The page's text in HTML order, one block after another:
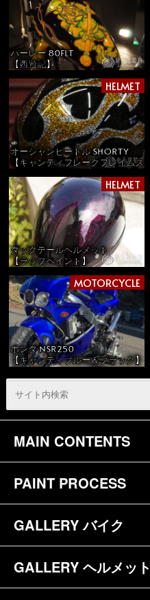
ハーレー 80FLT
【西遊記】
HELMET
オーシャンビートル SHORTY
【キャンディフレークフレイムス】
HELMET
ダックテールヘルメット
【ラップペイント】
MOTORCYCLE
ホンダ NSR250
【キャンディブルー＆ブラック】
MAIN CONTENTS
トップページ
お問合せ
参考価格
PAINT PROCESS
バイク（180）
ヘルメット（84）
GALLERY バイク
バイク一覧（184）
GALLERY ヘルメット